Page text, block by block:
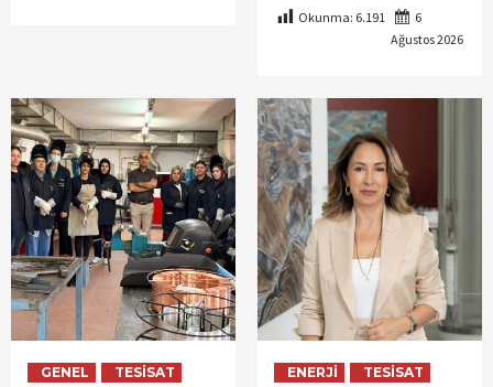
Okunma: 6.191
6
Ağustos 2026
GENEL TESISAT ENERJI TESISAT